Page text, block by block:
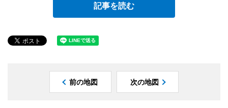
記事を読む
前の地図 次の地図